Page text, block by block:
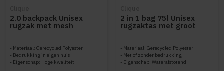
2.0 backpack Unisex
rugzak met mesh
Materiaal: Gerecycled Polyester
Bedrukking in eigen huis
Eigenschap: Hoge kwaliteit
2 in 1 bag 75l Unisex
rugzaktas met groot
Materiaal: Gerecycled Polyester
Met of zonder bedrukking
Eigenschap: Waterafstotend